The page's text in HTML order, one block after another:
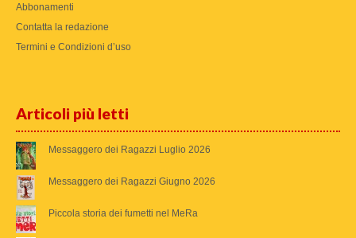
Abbonamenti
Contatta la redazione
Termini e Condizioni d’uso
Articoli più letti
Messaggero dei Ragazzi Luglio 2026
Messaggero dei Ragazzi Giugno 2026
Piccola storia dei fumetti nel MeRa